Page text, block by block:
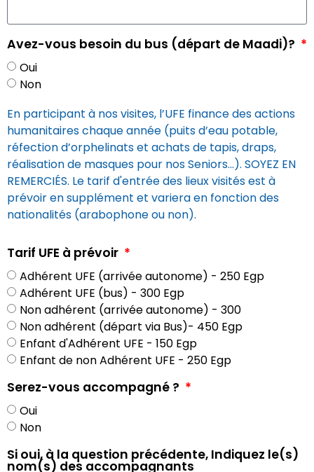
Avez-vous besoin du bus (départ de Maadi)?
Oui
Non
En participant à nos visites, l’UFE finance des actions
humanitaires chaque année (puits d’eau potable,
réfection d’orphelinats et achats de tapis, draps,
réalisation de masques pour nos Seniors...). SOYEZ EN
REMERCIÉS. Le tarif d'entrée des lieux visités est à
prévoir en supplément et variera en fonction des
nationalités (arabophone ou non).
Tarif UFE à prévoir
Adhérent UFE (arrivée autonome) - 250 Egp
Adhérent UFE (bus) - 300 Egp
Non adhérent (arrivée autonome) - 300
Non adhérent (départ via Bus)- 450 Egp
Enfant d'Adhérent UFE - 150 Egp
Enfant de non Adhérent UFE - 250 Egp
Serez-vous accompagné ?
Oui
Non
Si oui, à la question précédente, Indiquez le(s)
nom(s) des accompagnants